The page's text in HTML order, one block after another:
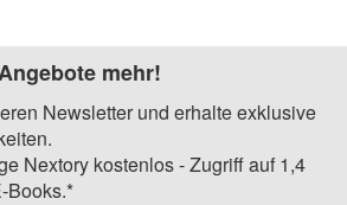
mehr!
Newsletter und erhalte exklusive
Nextory kostenlos - Zugriff auf 1,4
Books.*